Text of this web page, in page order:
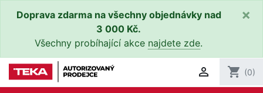
Doprava zdarma na všechny objednávky nad
3 000 Kč.
Všechny probíhající akce najdete zde.
×
 shopping_cart (0)